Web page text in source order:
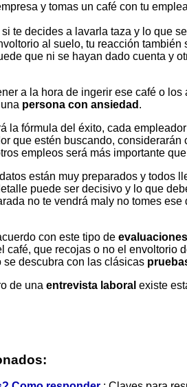
y tomas un café con tu
te decides a lavarla taza y lo que
al suelo, tu reacción
que ni se hayan dado cuenta y
a la hora de ingerir ese café o
persona con ansiedad .
la fórmula del éxito, cada
que estén buscando,
empleos será más importante que
están muy preparados y todos
puede ser decisivo y lo que
no te vendrá maly no tomes
con este tipo de
café, que recojas o no el envoltorio
se descubra con las clásicas
de una entrevista laboral existe